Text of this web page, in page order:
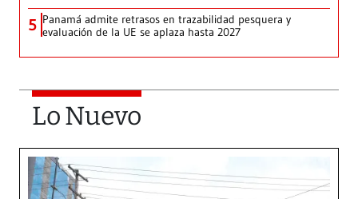
5 Panamá admite retrasos en trazabilidad pesquera y
evaluación de la UE se aplaza hasta 2027
Lo Nuevo